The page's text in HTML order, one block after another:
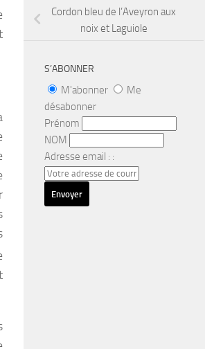
Cordon bleu de l’Aveyron aux
noix et Laguiole
S’ABONNER
M'abonner
Me
désabonner
Prénom
NOM
Adresse email : :